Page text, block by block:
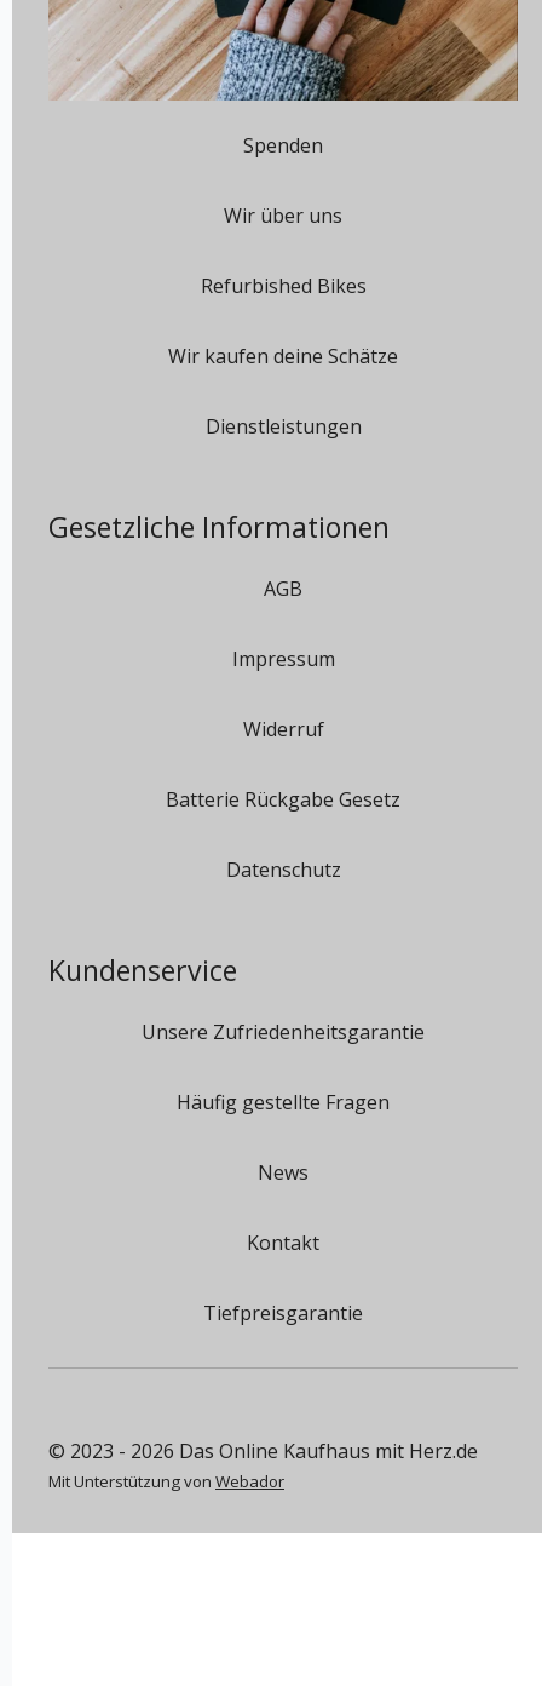
Spenden
Wir über uns
Refurbished Bikes
Wir kaufen deine Schätze
Dienstleistungen
Gesetzliche Informationen
AGB
Impressum
Widerruf
Batterie Rückgabe Gesetz
Datenschutz
Kundenservice
Unsere Zufriedenheitsgarantie
Häufig gestellte Fragen
News
Kontakt
Tiefpreisgarantie
© 2023 - 2026 Das Online Kaufhaus mit Herz.de
Mit Unterstützung von Webador